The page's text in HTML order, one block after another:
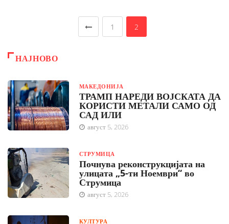
1 2
НАЈНОВО
МАКЕДОНИЈА
ТРАМП НАРЕДИ ВОЈСКАТА ДА
КОРИСТИ МЕТАЛИ САМО ОД
САД ИЛИ
август 5, 2026
СТРУМИЦА
Почнува реконструкцијата на
улицата „5-ти Ноември“ во
Струмица
август 5, 2026
КУЛТУРА